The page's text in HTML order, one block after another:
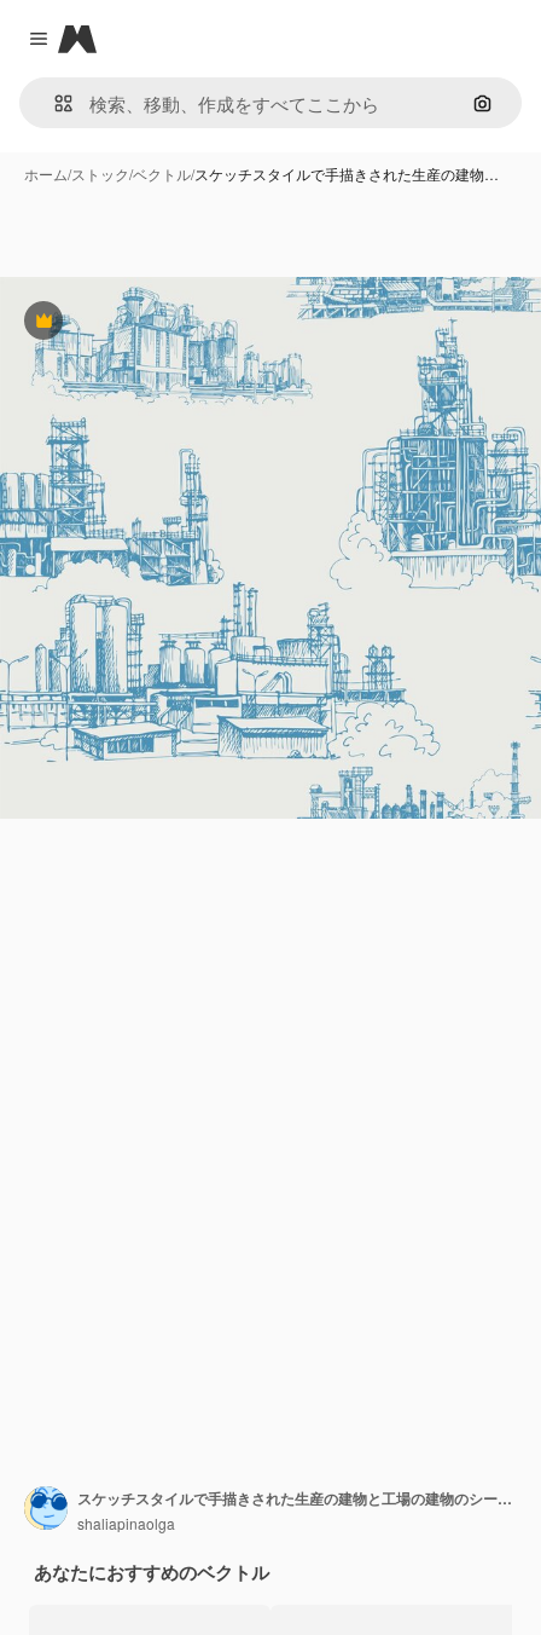
Close menu
Magnific
画像で
ホーム/ストック/ベクトル/スケッチスタイルで手描きされた生産の建物…
Premium
スケッチスタイルで手描きされた生産の建物と工場の建物のシームレスなパターン
shaliapinaolga
あなたにおすすめのベクトル